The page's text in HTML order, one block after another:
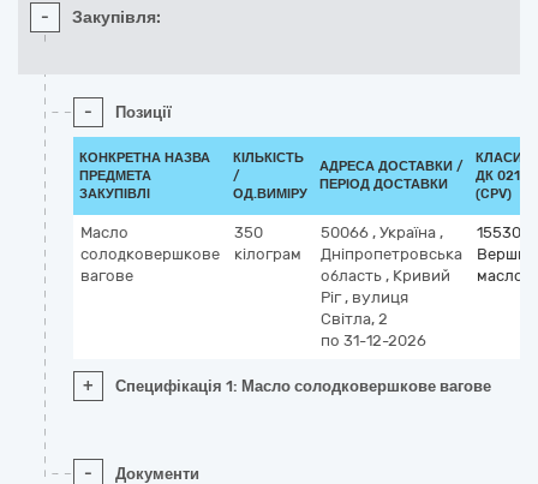
- Закупівля:
- Позиції
КОНКРЕТНА НАЗВА
ПРЕДМЕТА
ЗАКУПІВЛІ
КІЛЬКІСТЬ
/
ОД.ВИМІРУ
АДРЕСА ДОСТАВКИ /
ПЕРІОД ДОСТАВКИ
ДК
(CPV)
Масло
солодковершкове
вагове
350
кілограм
50066 , Україна ,
Дніпропетровська
область , Кривий
Ріг, вулиця
Світла, 2
по 31-12-2026
масло
+ Специфікація 1: Масло солодковершкове вагове
- Документи